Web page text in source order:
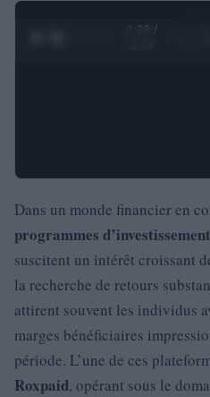
0:29 /
Dans un monde financier en
programmes
suscitent un intérêt croissant
la recherche de retours
attirent souvent les individus
marges bénéficiaires
période. L’une de ces
Roxpaid, opérant sous le